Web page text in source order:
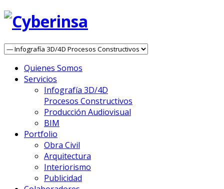
Quienes Somos
Servicios
Infografía 3D/4D
Procesos Constructivos
Producción Audiovisual
BIM
Portfolio
Obra Civil
Arquitectura
Interiorismo
Publicidad